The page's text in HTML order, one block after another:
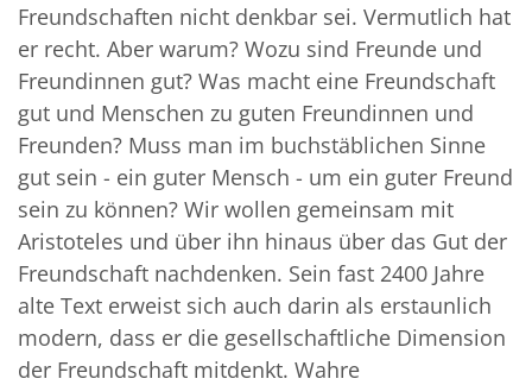
Freundschaften nicht denkbar sei. Vermutlich hat
er recht. Aber warum? Wozu sind Freunde und
Freundinnen gut? Was macht eine Freundschaft
gut und Menschen zu guten Freundinnen und
Freunden? Muss man im buchstäblichen Sinne
gut sein - ein guter Mensch - um ein guter Freund
sein zu können? Wir wollen gemeinsam mit
Aristoteles und über ihn hinaus über das Gut der
Freundschaft nachdenken. Sein fast 2400 Jahre
alte Text erweist sich auch darin als erstaunlich
modern, dass er die gesellschaftliche Dimension
der Freundschaft mitdenkt. Wahre